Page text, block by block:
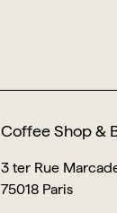
Coffee Shop &
3 ter Rue
75018 Paris